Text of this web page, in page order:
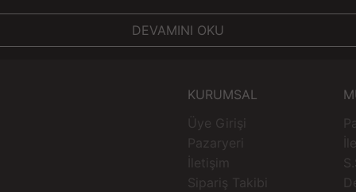
DEVAMINI OKU
KURUMSAL
Üye Girişi
Pazaryeri
İletişim
Sipariş Takibi